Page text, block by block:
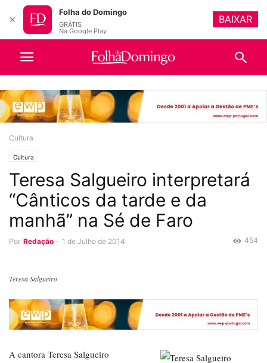
Cultura
Cultura
Teresa Salgueiro interpretará
“Cânticos da tarde e da
manhã” na Sé de Faro
Por Redação - 1 de Julho de 2014 454
Teresa Salgueiro
A cantora Teresa Salgueiro
✕
Folha do Domingo
GRÁTIS
Na Google Play
BAIXAR